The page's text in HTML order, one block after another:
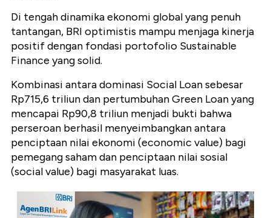
Di tengah dinamika ekonomi global yang penuh
tantangan, BRI optimistis mampu menjaga kinerja
positif dengan fondasi portofolio Sustainable
Finance yang solid.
Kombinasi antara dominasi Social Loan sebesar
Rp715,6 triliun dan pertumbuhan Green Loan yang
mencapai Rp90,8 triliun menjadi bukti bahwa
perseroan berhasil menyeimbangkan antara
penciptaan nilai ekonomi (economic value) bagi
pemegang saham dan penciptaan nilai sosial
(social value) bagi masyarakat luas.